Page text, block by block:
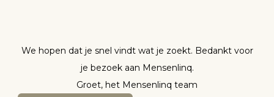
We hopen dat je snel vindt wat je zoekt. Bedankt voor
je bezoek aan Mensenlinq.
Groet, het Mensenlinq team